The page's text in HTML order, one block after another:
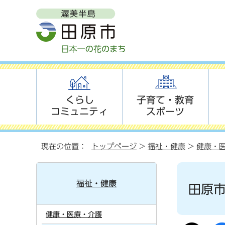
くらし
コミュニティ
子育て・教育
スポーツ
現在の位置： トップページ > 福祉・健康 > 健康・
田原
福祉・健康
健康・医療・介護